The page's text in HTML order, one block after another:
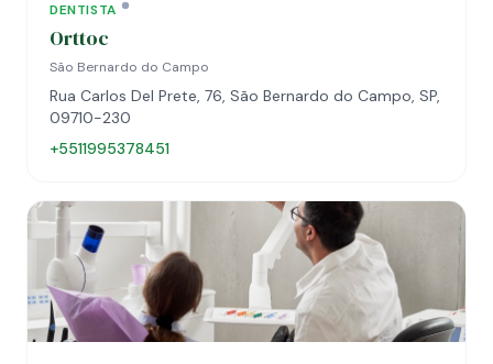
DENTISTA
Orttoc
São Bernardo do Campo
Rua Carlos Del Prete, 76, São Bernardo do Campo, SP,
09710-230
+5511995378451